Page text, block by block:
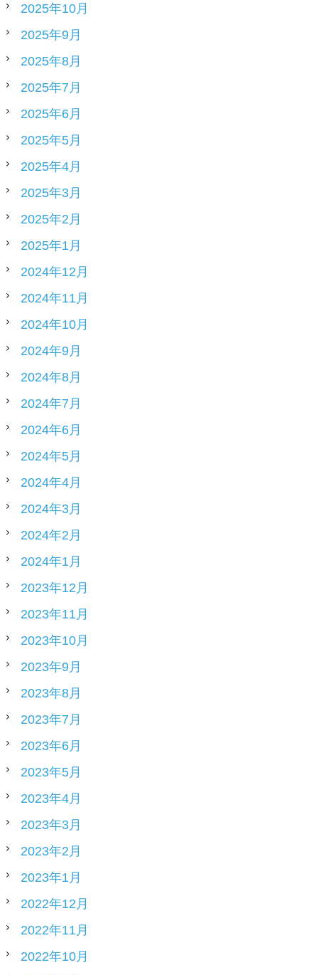
2025年10月
2025年9月
2025年8月
2025年7月
2025年6月
2025年5月
2025年4月
2025年3月
2025年2月
2025年1月
2024年12月
2024年11月
2024年10月
2024年9月
2024年8月
2024年7月
2024年6月
2024年5月
2024年4月
2024年3月
2024年2月
2024年1月
2023年12月
2023年11月
2023年10月
2023年9月
2023年8月
2023年7月
2023年6月
2023年5月
2023年4月
2023年3月
2023年2月
2023年1月
2022年12月
2022年11月
2022年10月